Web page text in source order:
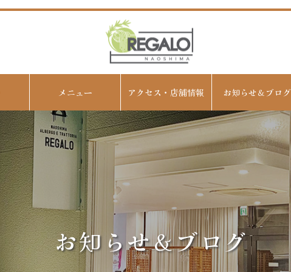
メニュー アクセス・店舗情報 お知らせ＆ブログ
お知らせ＆ブログ